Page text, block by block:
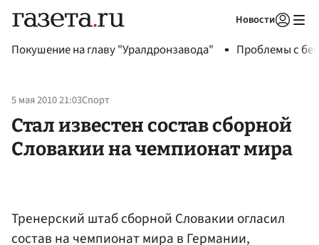
Новости
Покушение на главу "Уралдронзавода" Проблемы с
5 мая 2010 21:03Спорт
Стал известен состав сборной
Словакии на чемпионат мира
Тренерский штаб сборной Словакии огласил
состав на чемпионат мира в Германии,